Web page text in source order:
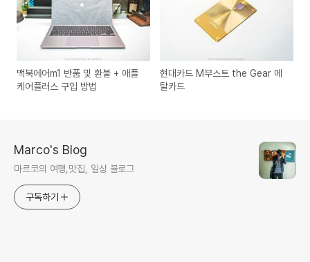
맥북에어m1 반품 및 환불 + 애플
케어플러스 구입 방법
현대카드 M부스트 the Gear 메
탈카드
Marco's Blog
마르코의 여행,맛집, 일상 블로그
구독하기